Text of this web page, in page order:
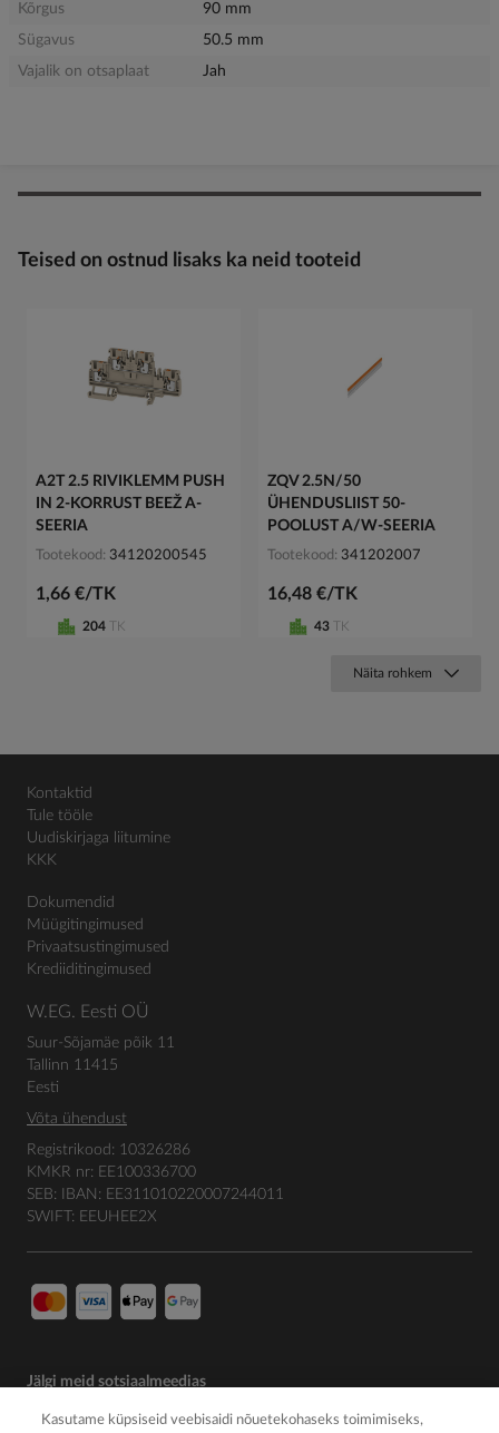
Kõrgus
90 mm
Sügavus
50.5 mm
Vajalik on otsaplaat
Jah
Teised on ostnud lisaks ka neid tooteid
A2T 2.5 RIVIKLEMM PUSH
IN 2-KORRUST BEEŽ A-
SEERIA
Tootekood 34120200545
1,66 €/TK
204 TK
ZQV 2.5N/50
ÜHENDUSLIIST 50-
POOLUST A/W-SEERIA
Tootekood 341202007
16,48 €/TK
43 TK
Näita rohkem
Kontaktid
Tule tööle
Uudiskirjaga liitumine
KKK
Dokumendid
Müügitingimused
Privaatsustingimused
Krediiditingimused
W.EG. Eesti OÜ
Suur-Sõjamäe põik 11
Tallinn 11415
Eesti
Võta ühendust
Registrikood: 10326286
KMKR nr: EE100336700
SEB: IBAN: EE311010220007244011
SWIFT: EEUHEE2X
Jälgi meid sotsiaalmeedias
Kasutame küpsiseid veebisaidi nõuetekohaseks toimimiseks,